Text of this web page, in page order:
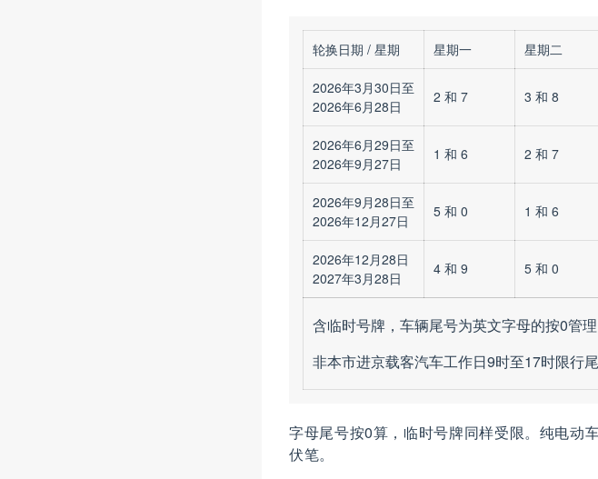
轮换日期 / 星期 星期一 星期二
2026年3月30日至
2026年6月28日
2 和 7 3 和 8
2026年6月29日至
2026年9月27日
1 和 6 2 和 7
2026年9月28日至
2026年12月27日
5 和 0 1 和 6
2026年12月28日
2027年3月28日
4 和 9 5 和 0
含临时号牌，车辆尾号为英文字母的按0管理
非本市进京载客汽车工作日9时至17时限行
字母尾号按0算，临时号牌同样受限。纯电
伏笔。